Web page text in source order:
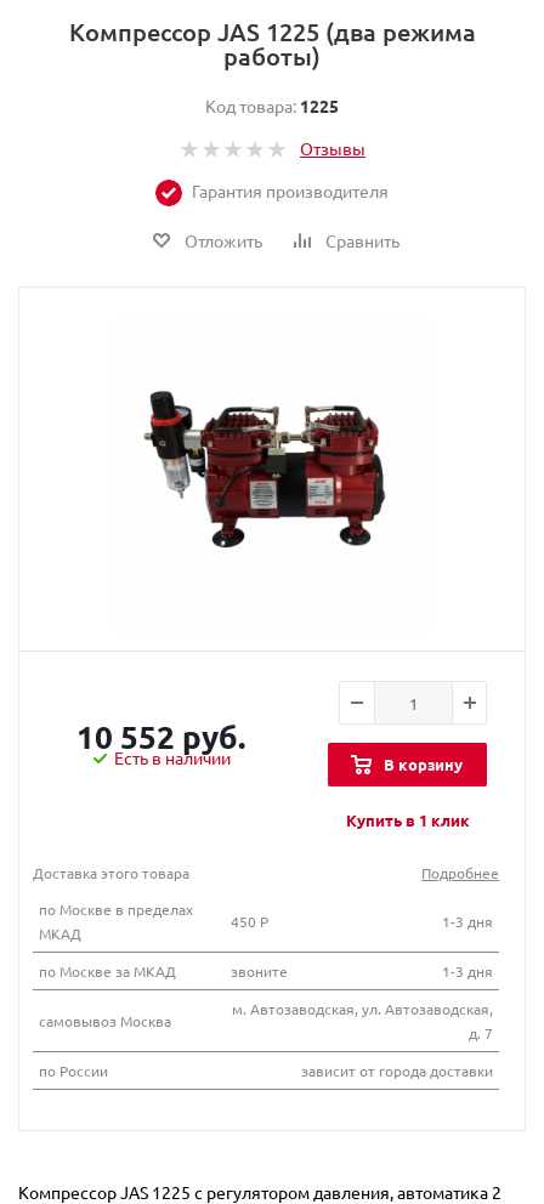
Компрессор JAS 1225 (два режима
работы)
Код товара: 1225
Отзывы
Гарантия производителя
Отложить Сравнить
10 552 руб.
Есть в наличии В корзину
Купить в 1 клик
Доставка этого товара
Подробнее
по Москве в пределах
МКАД
450 Р 1-3 дня
по Москве за МКАД звоните 1-3 дня
самовывоз Москва
м. Автозаводская, ул. Автозаводская,
д. 7
по России
зависит от города доставки
Компрессор JAS 1225 с регулятором давления, автоматика 2